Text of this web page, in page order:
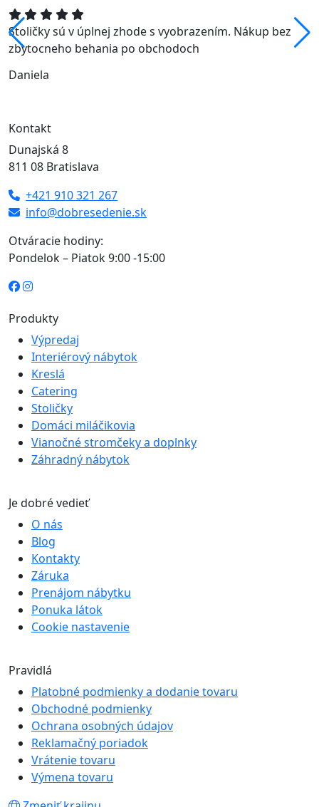
Stoličky sú v úplnej zhode s vyobrazením. Nákup bez
zbytocneho behania po obchodoch
Daniela
Kontakt
Dunajská 8
811 08 Bratislava
+421 910 321 267
info@dobresedenie.sk
Otváracie hodiny:
Pondelok – Piatok 9:00 -15:00
Produkty
Výpredaj
Interiérový nábytok
Kreslá
Catering
Stoličky
Domáci miláčikovia
Vianočné stromčeky a doplnky
Záhradný nábytok
Je dobré vedieť
O nás
Blog
Kontakty
Záruka
Prenájom nábytku
Ponuka látok
Cookie nastavenie
Pravidlá
Platobné podmienky a dodanie tovaru
Obchodné podmienky
Ochrana osobných údajov
Reklamačný poriadok
Vrátenie tovaru
Výmena tovaru